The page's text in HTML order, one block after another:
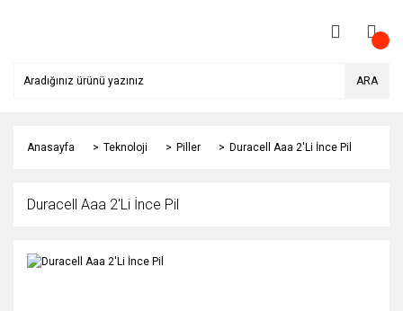
ARA
Anasayfa Teknoloji Piller Duracell Aaa 2'Li İnce Pil
Duracell Aaa 2'Li İnce Pil